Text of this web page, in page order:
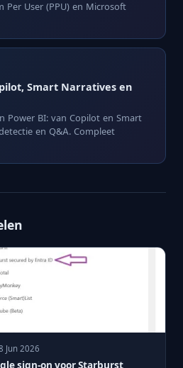
Per User (PPU) en Microsoft
Smart Narratives en
Power BI: van Copilot en Smart
en Q&A. Compleet
Jun 2026
sign-on voor Starburst